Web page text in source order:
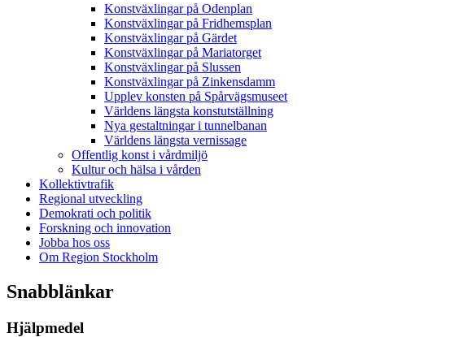
Konstväxlingar på Odenplan
Konstväxlingar på Fridhemsplan
Konstväxlingar på Gärdet
Konstväxlingar på Mariatorget
Konstväxlingar på Slussen
Konstväxlingar på Zinkensdamm
Upplev konsten på Spårvägsmuseet
Världens längsta konstutställning
Nya gestaltningar i tunnelbanan
Världens längsta vernissage
Offentlig konst i vårdmiljö
Kultur och hälsa i vården
Kollektivtrafik
Regional utveckling
Demokrati och politik
Forskning och innovation
Jobba hos oss
Om Region Stockholm
Snabblänkar
Hjälpmedel